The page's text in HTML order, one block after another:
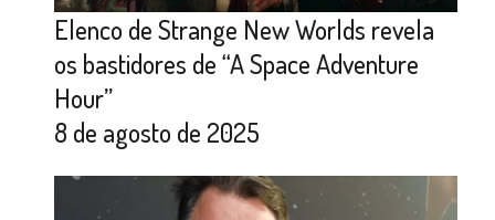
Elenco de Strange New Worlds revela
os bastidores de “A Space Adventure
Hour”
8 de agosto de 2025